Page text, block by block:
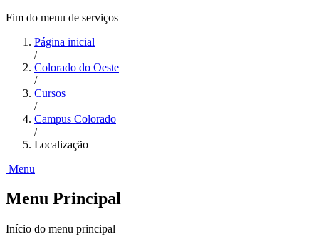
Fim do menu de serviços
Página inicial
/
Colorado do Oeste
/
Cursos
/
Campus Colorado
/
Localização
Menu
Menu Principal
Início do menu principal